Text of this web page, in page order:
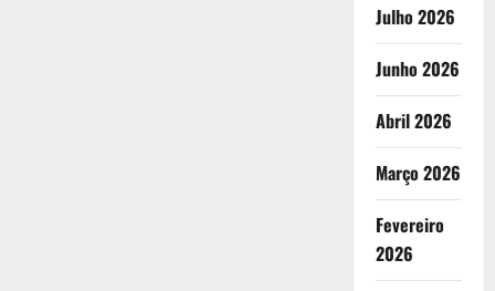
Julho 2026
Junho 2026
Abril 2026
Março 2026
Fevereiro
2026